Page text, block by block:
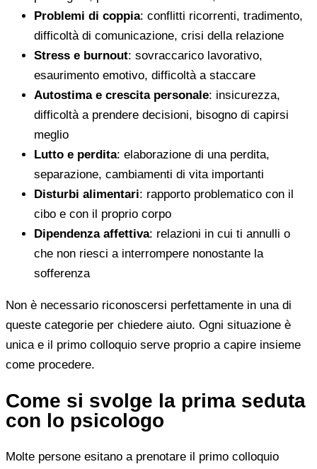
Problemi di coppia: conflitti ricorrenti, tradimento,
difficoltà di comunicazione, crisi della relazione
Stress e burnout: sovraccarico lavorativo,
esaurimento emotivo, difficoltà a staccare
Autostima e crescita personale: insicurezza,
difficoltà a prendere decisioni, bisogno di capirsi
meglio
Lutto e perdita: elaborazione di una perdita,
separazione, cambiamenti di vita importanti
Disturbi alimentari: rapporto problematico con il
cibo e con il proprio corpo
Dipendenza affettiva: relazioni in cui ti annulli o
che non riesci a interrompere nonostante la
sofferenza
Non è necessario riconoscersi perfettamente in una di
queste categorie per chiedere aiuto. Ogni situazione è
unica e il primo colloquio serve proprio a capire insieme
come procedere.
Come si svolge la prima seduta
con lo psicologo
Molte persone esitano a prenotare il primo colloquio